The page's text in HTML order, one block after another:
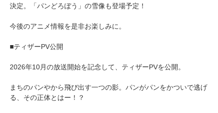
決定。「パンどろぼう」の雪像も登場予定！
今後のアニメ情報を是非お楽しみに。
■ティザーPV公開
2026年10月の放送開始を記念して、ティザーPVを公開。
まちのパンやから飛び出す一つの影。パンがパンをかついで逃げ
る、その正体とはー！？